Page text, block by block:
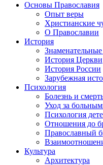
Основы Православия
Опыт веры
Христианские
О Православии
История
История Церкви
История России
Зарубежная
Психология
Болезнь и
Уход за
Психология
Отношения до
Православный
Культура
Архитектура